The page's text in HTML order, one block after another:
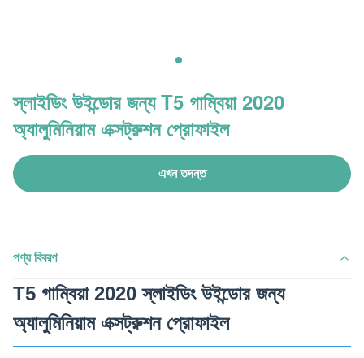
স্লাইডিং উইন্ডোর জন্য T5 গাম্বিয়া 2020
অ্যালুমিনিয়াম এক্সট্রুশন প্রোফাইল
এখন তদন্ত
পণ্য বিবরণ
T5 গাম্বিয়া 2020 স্লাইডিং উইন্ডোর জন্য
অ্যালুমিনিয়াম এক্সট্রুশন প্রোফাইল